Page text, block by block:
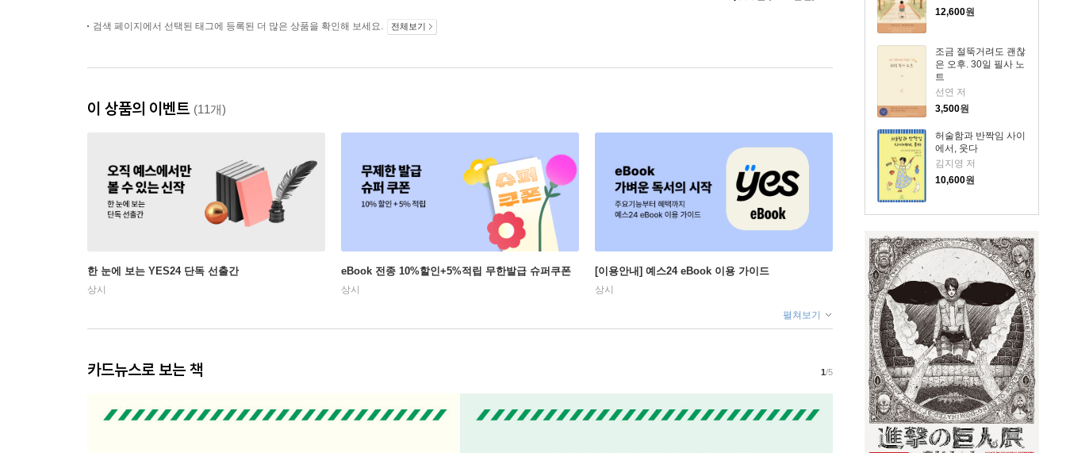
12,600원
조금 절뚝거려도 괜찮
은 오후. 30일 필사 노
트
선연 저
3,500원
허술함과 반짝임 사이
에서, 웃다
김지영 저
10,600원
검색 페이지에서 선택된 태그에 등록된 더 많은 상품을 확인해 보세요. 전체보기
이 상품의 이벤트 (11개)
한 눈에 보는 YES24 단독 선출간
상시
eBook 전종 10%할인+5%적립 무한발급 슈퍼쿠폰
상시
[이용안내] 예스24 eBook 이용 가이드
상시
펼쳐보기
카드뉴스로 보는 책 1/5